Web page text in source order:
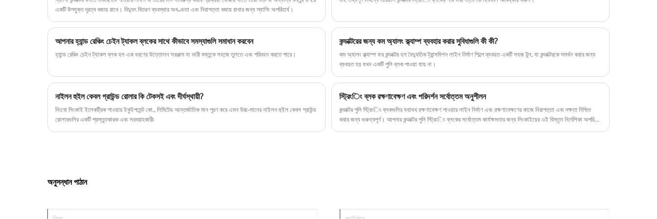
অ্যালুমিনিয়াম কন্ডাকটরের পৃষ্ঠকে রক্ষা করে। প্রতিটি বাতা
একটি তিনটি নিরাপত্তা ফ্যাক্টর আছে.
একটি উপযুক্ত দূরত্ব বজায় রাখে। বিদ্যুৎ বিতরণ ব্যবস্থার অখণ্ডতা এবং নিরাপত্তা বজায় রাখার জন্য স্যাগিং অপরিহার্য।
আপনার হ্যান্ড রেঞ্চিং চেইন ট্যাকল ব্লকের সাথে কীভাবে সমস্যাগুলি সমাধান করবেন
হ্যান্ড রেঞ্চিং চেইন ট্যাকল ব্লক হল এক ধরণের উত্তোলন সরঞ্জাম যা ভারী বস্তুকে সহজে তুলতে এবং পরিবহন করতে পারে।
কন্ডাক্টরের জন্য কম অ্যালং ক্ল্যাম্প ব্যবহার করার সুবিধাগুলি কী কী?
কম অ্যালং ক্ল্যাম্প ফর কন্ডাক্টর হল বৈদ্যুতিক ট্রান্সমিশন লাইন নির্মাণ শিল্পে ব্যবহৃত একটি সহজ টুল, যা কন্ডাক্টরকে সমর্থন করার জন্য
ব্যবহৃত হয় যখন একটি পুলি ব্লক পাওয়া যায় না।
নাইলন হুইল কেবল গ্রাউন্ড রোলার কি টেকসই এবং দীর্ঘস্থায়ী?
নিংবো লিংকাই ইলেকট্রিক পাওয়ার ইকুইপমেন্ট কো., লিমিটেড আন্তর্জাতিক মান পূরণ করে এমন উচ্চ-মানের নাইলন হুইল কেবল গ্রাউন্ড
রোলারগুলির একটি প্রস্তুতকারক এবং সরবরাহকারী৷
স্ট্রিংিং ব্লক রক্ষণাবেক্ষণ এবং পরিদর্শন সর্বোত্তম অনুশীলন
কন্ডাক্টর পুলি স্ট্রিংিং ব্লকগুলির যথাযথ রক্ষণাবেক্ষণ পাওয়ার লাইন নির্মাণ এবং রক্ষণাবেক্ষণের কাজে নিরাপত্তা এবং দক্ষতা নিশ্চিত
করার জন্য গুরুত্বপূর্ণ। আপনার কন্ডাক্টর পুলি স্ট্রিংিং ব্লকের সর্বোত্তম কার্যক্ষমতার জন্য লিংকাইয়ের এই বিস্তৃত নির্দেশিকা অপরিহার্য
অনুসন্ধান পাঠান